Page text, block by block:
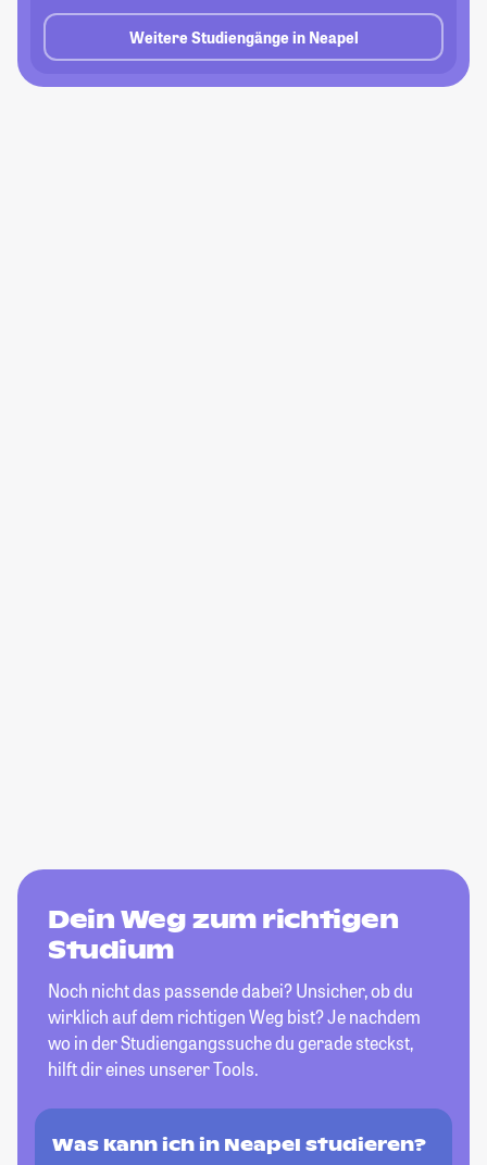
Weitere Studiengänge in Neapel
Dein Weg zum richtigen
Studium
Noch nicht das passende dabei? Unsicher, ob du
wirklich auf dem richtigen Weg bist? Je nachdem
wo in der Studiengangssuche du gerade steckst,
hilft dir eines unserer Tools.
Was kann ich in Neapel studieren?